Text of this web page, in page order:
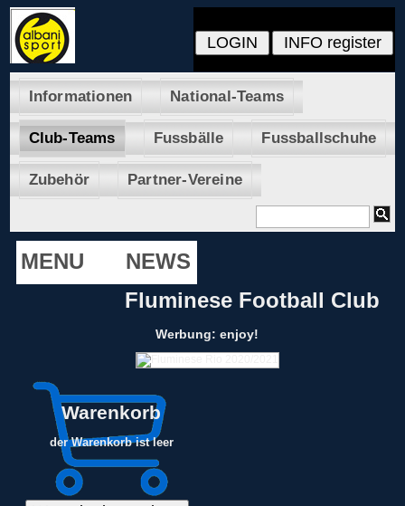
Informationen National-Teams
Club-Teams Fussbälle Fussballschuhe
Zubehör Partner-Vereine
MENU
NEWS
Fluminese Football Club
Werbung: enjoy!
Warenkorb
der Warenkorb ist leer